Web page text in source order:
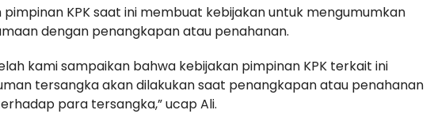
KPK saat ini membuat kebijakan untuk mengumumkan
dengan penangkapan atau penahanan.
kami sampaikan bahwa kebijakan pimpinan KPK terkait ini
tersangka akan dilakukan saat penangkapan atau penahanan
para tersangka,” ucap Ali.